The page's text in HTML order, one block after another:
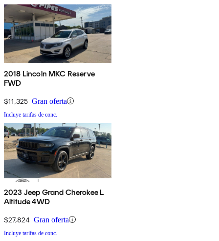
2018 Lincoln MKC Reserve
FWD
$11,325 Gran oferta
Incluye tarifas de conc.
2023 Jeep Grand Cherokee L
Altitude 4WD
$27,824 Gran oferta
Incluye tarifas de conc.